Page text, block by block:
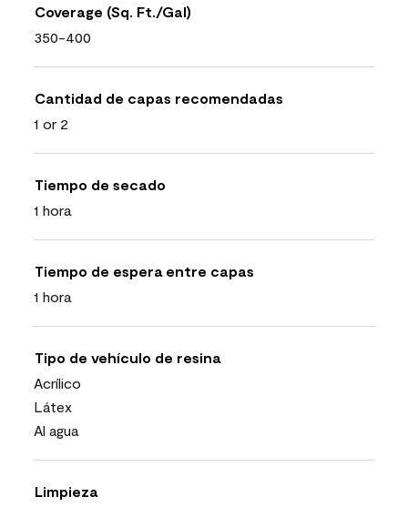
Coverage (Sq. Ft./Gal)
350-400
Cantidad de capas recomendadas
1 or 2
Tiempo de secado
1 hora
Tiempo de espera entre capas
1 hora
Tipo de vehículo de resina
Acrílico
Látex
Al agua
Limpieza